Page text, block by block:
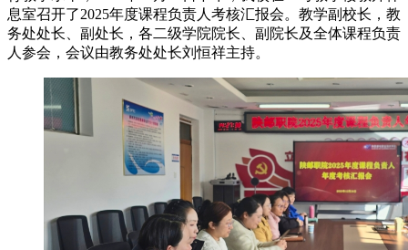
息室召开了2025年度课程负责人考核汇报会。教学副校长，教
务处处长、副处长，各二级学院院长、副院长及全体课程负责
人参会，会议由教务处处长刘恒祥主持。